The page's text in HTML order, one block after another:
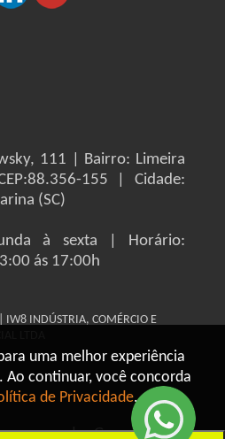
uma melhor experiência
Ao continuar, você concorda
de Privacidade.
111 | Bairro: Limeira
155 | Cidade:
(SC)
à sexta | Horário:
ás 17:00h
INDÚSTRIA, COMÉRCIO E
reservados Grupo IW8